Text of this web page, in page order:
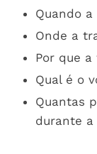
Quando
Onde a
Por que
Qual é o
Quantas
durante a